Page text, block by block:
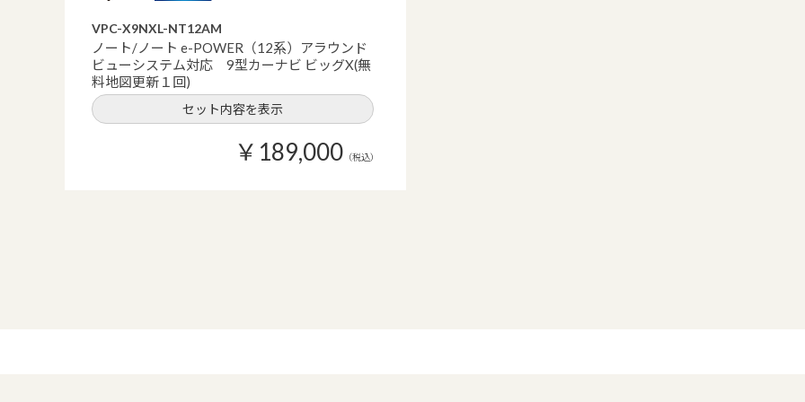
VPC-X9NXL-NT12AM
ノート/ノート e-POWER（12系）アラウンド
ビューシステム対応 9型カーナビ ビッグX(無
料地図更新１回)
セット内容を表示
￥189,000 （税込）